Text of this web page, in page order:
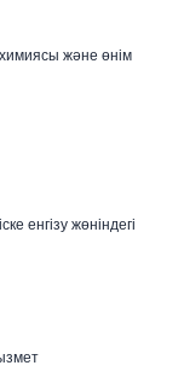
және өнім
енгізу жөніндегі